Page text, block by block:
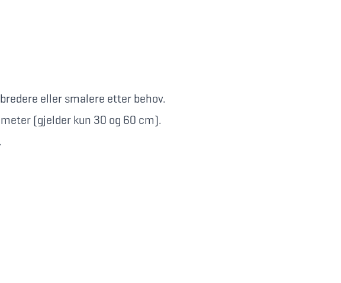
eller smalere etter behov.
(gjelder kun 30 og 60 cm).